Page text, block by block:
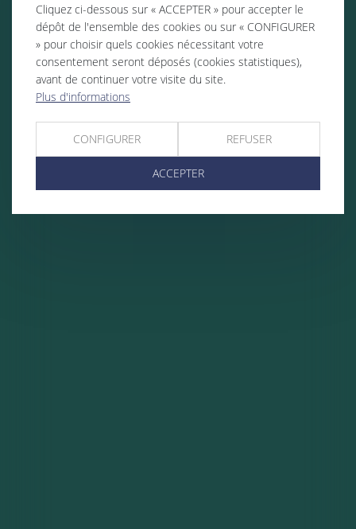
Cliquez ci-dessous sur « ACCEPTER » pour accepter le
dépôt de l'ensemble des cookies ou sur « CONFIGURER
» pour choisir quels cookies nécessitant votre
consentement seront déposés (cookies statistiques),
avant de continuer votre visite du site.
Plus d'informations
CONFIGURER REFUSER
ACCEPTER